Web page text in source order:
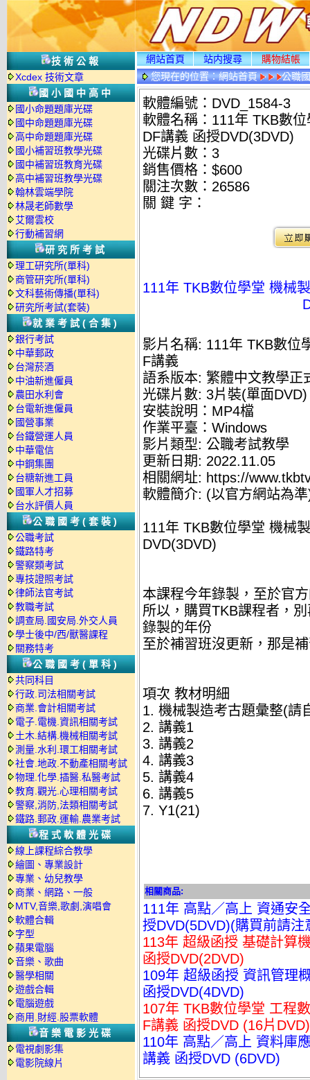
技術公報
Xcdex 技術文章
國小國中高中
國小命題題庫光碟
國中命題題庫光碟
高中命題題庫光碟
國小補習班教學光碟
國中補習班教育光碟
高中補習班教學光碟
翰林雲端學院
林晟老師數學
艾爾雲校
行動補習網
研究所考試
理工研究所(單科)
商管研究所(單科)
文科藝術傳播(單科)
研究所考試(套裝)
就業考試(合集)
銀行考試
中華郵政
台灣菸酒
中油新進僱員
農田水利會
台電新進僱員
國營事業
台鐵營運人員
中華電信
中鋼集團
台糖新進工員
國軍人才招募
台水評價人員
公職國考(套裝)
公職考試
鐵路特考
警察類考試
專技證照考試
律師法官考試
教職考試
調查局.國安局.外交人員
學士後中/西/獸醫課程
關務特考
公職國考(單科)
共同科目
行政.司法相關考試
商業.會計相關考試
電子.電機.資訊相關考試
土木.結構.機械相關考試
測量.水利.環工相關考試
社會.地政.不動產相關考試
物理.化學.插醫.私醫考試
教育.觀光.心理相關考試
警察,消防,法類相關考試
鐵路.郵政.運輸.農業考試
程式軟體光碟
線上課程綜合教學
繪圖、專業設計
專業、幼兒教學
商業、網路、一般
MTV,音樂,歌劇,演唱會
軟體合輯
字型
蘋果電腦
音樂、歌曲
醫學相關
遊戲合輯
電腦遊戲
商用.財經.股票軟體
音樂電影光碟
電視劇影集
電影院線片
網站首頁 站内搜尋
購物結帳
您現在的位置：網站首頁
公職
光碟詳情
軟體編號：DVD_1584-3
軟體名稱：111年 TKB數
DF講義 函授DVD(3DVD)
光碟片數：3
銷售價格：$600
關注次數： 26586
關 鍵 字：
111年 TKB數位學堂 機械
影片名稱: 111年 TKB數位
F講義
語系版本: 繁體中文教學正
光碟片數: 3片裝(單面DVD)
安裝說明：MP4檔
作業平臺：Windows
影片類型: 公職考試教學
更新日期: 2022.11.05
相關網址: https://
軟體簡介: (以官方網站為
111年 TKB數位學堂 機械
DVD(3DVD)
本課程今年錄製，至於官
所以，購買TKB課程者，
錄製的年份
至於補習班沒更新，那是
項次 教材明細
1. 機械製造考古題彙整(請
2. 講義1
3. 講義2
4. 講義3
5. 講義4
6. 講義5
7. Y1(21)
相關商品:
111年 高點／高上 資通安
授DVD(5DVD)(購買前請
113年 超級函授 基礎計算
函授DVD(2DVD)
109年 超級函授 資訊管理
函授DVD(4DVD)
107年 TKB數位學堂 工程
F講義 函授DVD (16片
110年 高點／高上 資料庫
講義 函授DVD (6DVD)